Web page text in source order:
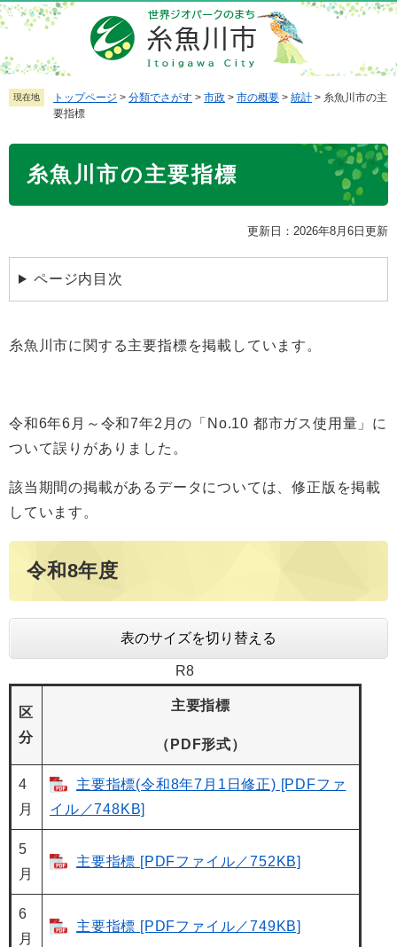
ペ
ー
ジ
の
先
メ
ニ
ュ
ー
を
本
現在地 トップページ > 分類でさがす > 市政 > 市の概要 > 統計 > 糸魚川市の主
要指標
糸魚川市の主要指標
更新日：2026年8月6日更新
ページ内目次
糸魚川市に関する主要指標を掲載しています。
令和6年6月～令和7年2月の「No.10 都市ガス使用量」に
ついて誤りがありました。
該当期間の掲載があるデータについては、修正版を掲載
しています。
令和8年度
表のサイズを切り替える
R8
区
分
主要指標
（PDF形式）
4
月
主要指標(令和8年7月1日修正) [PDFファ
イル／748KB]
5
月
主要指標 [PDFファイル／752KB]
6
月
主要指標 [PDFファイル／749KB]